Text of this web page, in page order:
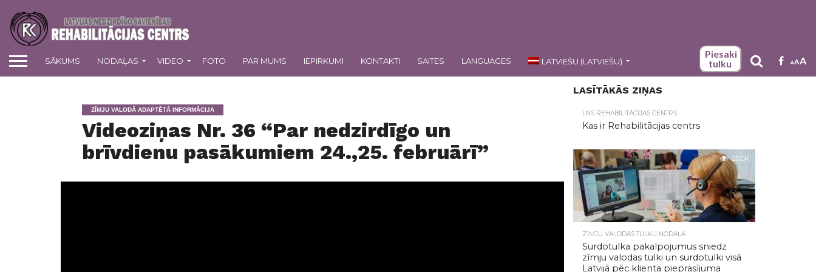
SĀKUMS NODAĻAS VIDEO FOTO PAR MUMS IEPIRKUMI KONTAKTI SAITES LANGUAGES LATVIEŠU (LATVIEŠU)
Piesaki
tulku
AAA
ZĪMJU VALODĀ ADAPTĒTĀ INFORMĀCIJA
Videoziņas Nr. 36 “Par nedzirdīgo un
brīvdienu pasākumiem 24.,25. februārī”
LASĪTĀKĀS ZIŅAS
LNS REHABILITĀCIJAS CENTRS
Kas ir Rehabilitācijas centrs
20.0K
ZĪMJU VALODAS TULKU NODAĻA
Surdotulka pakalpojumus sniedz
zīmju valodas tulki un surdotulki visā
Latvijā pēc klienta pieprasījuma